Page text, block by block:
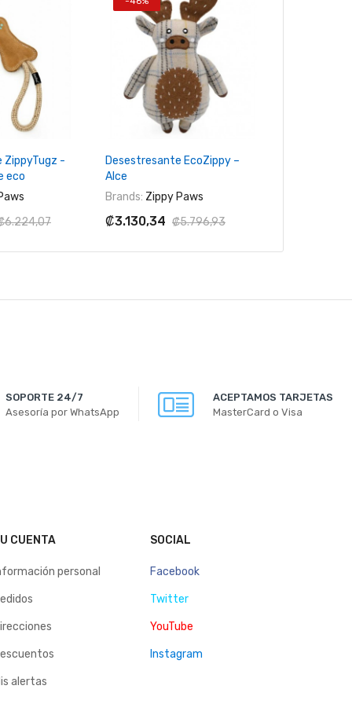
Al Carrito
ZippyTugz -
eco
+ Agregar Al Carrito
Desestresante EcoZippy –
Alce
Brands: Zippy Paws
₡3.130,34 ₡5.796,93
SOPORTE 24/7
Asesoría por WhatsApp
ACEPTAMOS TARJETAS
MasterCard o Visa
CUENTA
personal
alertas
SOCIAL
Facebook
Twitter
YouTube
Instagram